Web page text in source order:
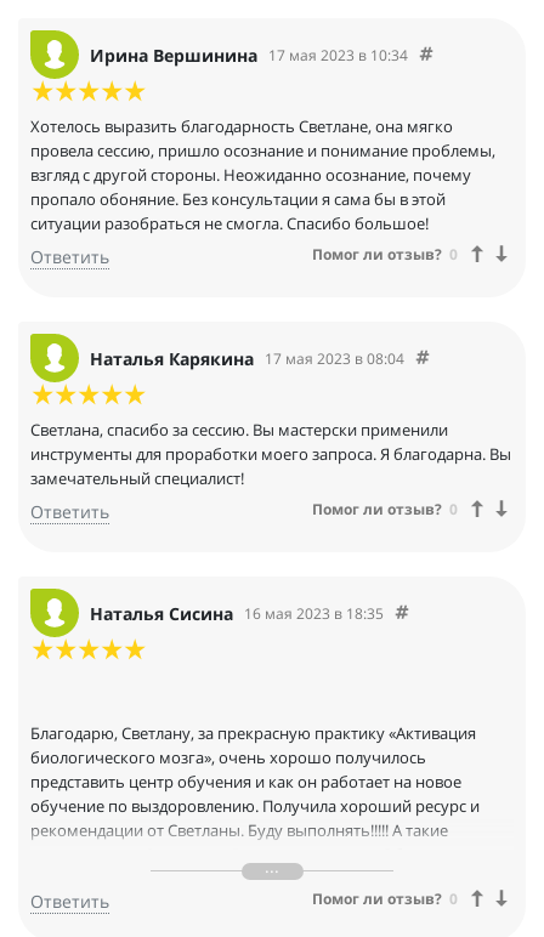
Ирина Вершинина 17 мая 2023 в 10:34
Хотелось выразить благодарность Светлане, она мягко
провела сессию, пришло осознание и понимание проблемы,
взгляд с другой стороны. Неожиданно осознание, почему
пропало обоняние. Без консультации я сама бы в этой
ситуации разобраться не смогла. Спасибо большое!
Ответить Помог ли отзыв? 0
Наталья Карякина 17 мая 2023 в 08:04
Светлана, спасибо за сессию. Вы мастерски применили
инструменты для проработки моего запроса. Я благодарна. Вы
замечательный специалист!
Ответить Помог ли отзыв? 0
Наталья Сисина 16 мая 2023 в 18:35
Благодарю, Светлану, за прекрасную практику «Активация
биологического мозга», очень хорошо получилось
представить центр обучения и как он работает на новое
обучение по выздоровлению. Получила хороший ресурс и
рекомендации от Светланы. Буду выполнять!!!!! А такие
бабочки» и«300 желаний» помогли наполниться внутренними
ресурсами. Благодарю!
Ответить Помог ли отзыв? 0